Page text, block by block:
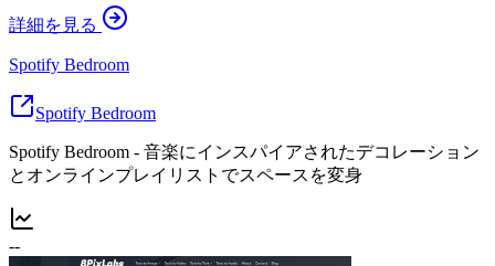
詳細を見る
Spotify Bedroom
Spotify Bedroom
Spotify Bedroom - 音楽にインスパイアされたデコレーション
とオンラインプレイリストでスペースを変身
--